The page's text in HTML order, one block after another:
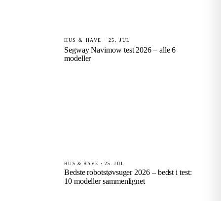
HUS & HAVE · 25. JUL
Segway Navimow test 2026 – alle 6
modeller
HUS & HAVE · 25. JUL
Bedste robotstøvsuger 2026 – bedst i test:
10 modeller sammenlignet